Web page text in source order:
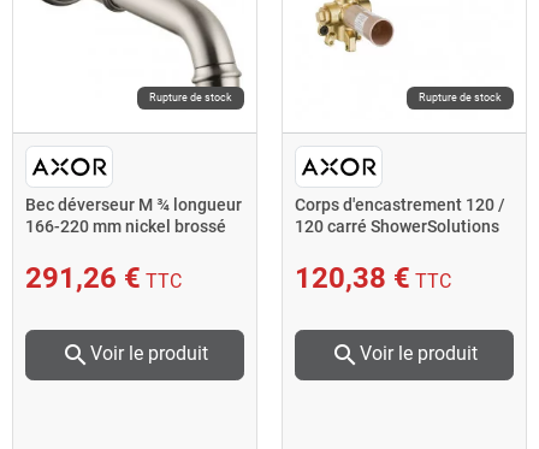
Rupture de stock
Bec déverseur M ¾ longueur
166-220 mm nickel brossé
291,26 € TTC
search Voir le produit
Rupture de stock
Corps d'encastrement 120 /
120 carré ShowerSolutions
120,38 € TTC
search Voir le produit